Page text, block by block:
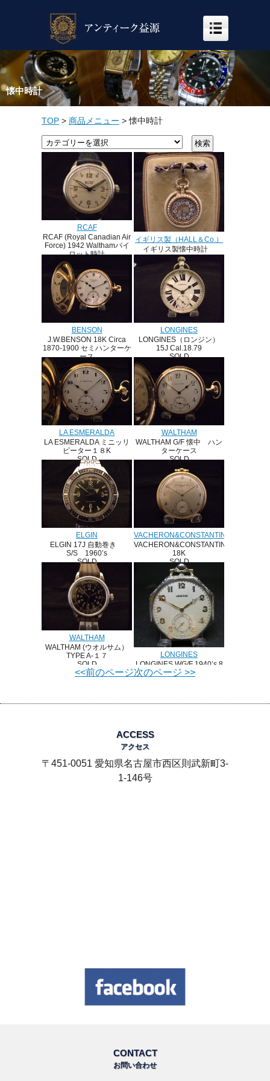
懐中時計
TOP > 商品メニュー >懐中時計
RCAF
RCAF (Royal Canadian Air
Force) 1942 Walthamパイ
ロット時計
＃軍用 ＃パイロット時計
SOLD
イギリス製（HALL＆Co.）
イギリス製懐中時計
HALL & Co. 1850’s
１８K エナメル 真珠
テレホンダイアル １８K
ブローチ
＃ブローチ ＃懐中時計
＃１８K 真珠
SOLD
BENSON
J.W.BENSON 18K Circa
1870-1900 セミハンターケ
ース
SOLD
LONGINES
LONGINES（ロンジン）
15J Cal.18.79
SOLD
LA ESMERALDA
LA ESMERALDA ミニッリ
ピーター１８K
SOLD
WALTHAM
WALTHAM G/F 懐中 ハン
ターケース
SOLD
ELGIN
ELGIN 17J 自動巻き
S/S 1960’s
SOLD
VACHERON&CONSTANTIN
VACHERON&CONSTANTIN
18K
SOLD
WALTHAM
WALTHAM (ウオルサム）
TYPE A-１７
SOLD
LONGINES
LONGINES WG/F 1940’s 8
角形
<<前のページ次のページ >>
ACCESS
アクセス
〒451-0051 愛知県名古屋市西区則武新町3-
1-146号
CONTACT
お問い合わせ